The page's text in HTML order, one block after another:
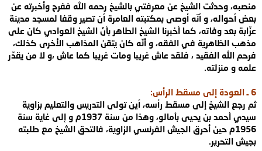
منصبه، وحدثت الشيخ عن معرفتي بالشيخ رحمه الله ففرح وأخبرته عن
بعض أحواله، و أنّه أوصى بمكتبته العامرة أن تصير وقفا لمسجد مدينة
عزّابة بعد وفاته، كما أخبرنا الشيخ الطاهر بأنّ الشيخ العوادي كان على
مذهب الظاهرية في الفقه، و أنّه كان يتقن المذاهب الأخرى كذلك،
فرحم الله الفقيد ، فلقد عاش غريبا ومات غريبا كما عاش ،و لا من يقدّر
علمه و منزلته.
6 ـ العودة إلى مسقط الرأس:
ثم رجع الشيخ إلى مسقط رأسه، أين تولى التدريس والتعليم بزاوية
سيدي
أحمد بن يحيى بأمالو، وهذا من سنة 1937م و إلى غاية سنة
1956م حين أحرق الجيش
الفرنسي الزاوية، فالتحق الشيخ مع طلبته
بجيش التحرير.